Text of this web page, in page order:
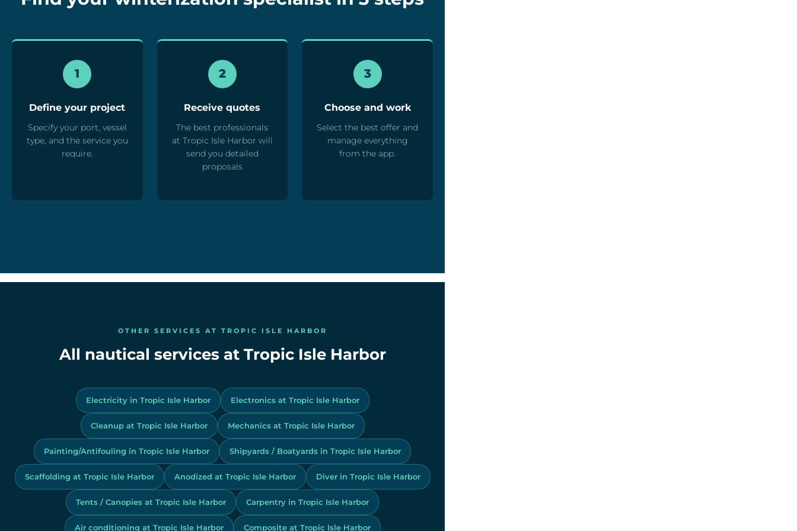
1
Define your project
Specify your port, vessel
type, and the service you
require.
2
Receive quotes
The best professionals
at Tropic Isle Harbor will
send you detailed
proposals
3
Choose and work
Select the best offer and
manage everything
from the app.
OTHER SERVICES AT TROPIC ISLE HARBOR
All nautical services at Tropic Isle Harbor
Electricity in Tropic Isle Harbor Electronics at Tropic Isle Harbor
Cleanup at Tropic Isle Harbor Mechanics at Tropic Isle Harbor
Painting/Antifouling in Tropic Isle Harbor Shipyards / Boatyards in Tropic Isle Harbor
Scaffolding at Tropic Isle Harbor Anodized at Tropic Isle Harbor Diver in Tropic Isle Harbor
Tents / Canopies at Tropic Isle Harbor Carpentry in Tropic Isle Harbor
Air conditioning at Tropic Isle Harbor Composite at Tropic Isle Harbor